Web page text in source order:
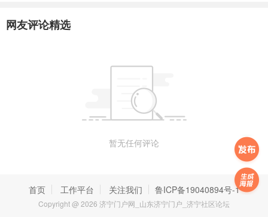
网友评论精选
暂无任何评论
首页 工作平台 关注我们 鲁ICP备19040894号-1
Copyright @ 2026 济宁门户网_山东济宁门户_济宁社区论坛